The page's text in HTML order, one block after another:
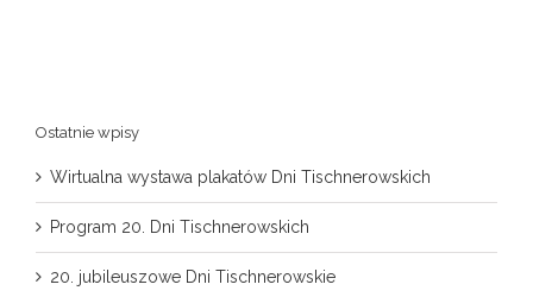
Ostatnie wpisy
Wirtualna wystawa plakatów Dni Tischnerowskich
Program 20. Dni Tischnerowskich
20. jubileuszowe Dni Tischnerowskie